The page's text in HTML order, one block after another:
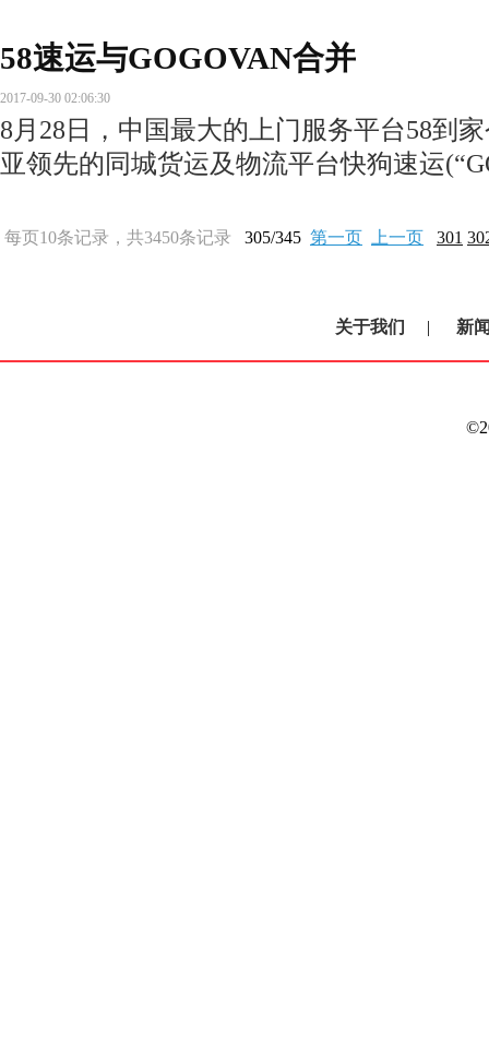
58速运与GOGOVAN合并
2017-09-30 02:06:30
8月28日，中国最大的上门服务平台58到
亚领先的同城货运及物流平台快狗速运
每页10条记录，共3450条记录 305/345 第一页 上一页 301
关于我们 | 新